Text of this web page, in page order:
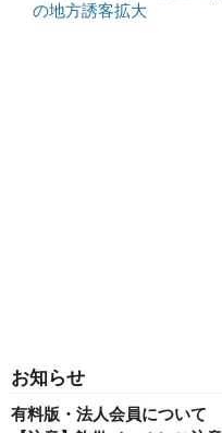
の地方誘客拡大
お知らせ
有料版・法人会員について